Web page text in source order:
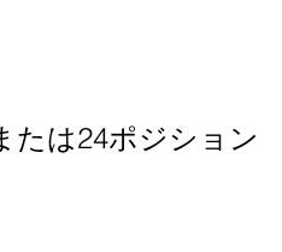
たは24ポジション